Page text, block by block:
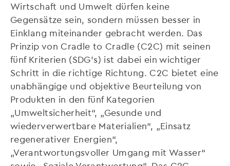
Wirtschaft und Umwelt dürfen keine
Gegensätze sein, sondern müssen besser in
Einklang miteinander gebracht werden. Das
Prinzip von Cradle to Cradle (C2C) mit seinen
fünf Kriterien (SDG’s) ist dabei ein wichtiger
Schritt in die richtige Richtung. C2C bietet eine
unabhängige und objektive Beurteilung von
Produkten in den fünf Kategorien
„Umweltsicherheit“, „Gesunde und
wiederverwertbare Materialien“, „Einsatz
regenerativer Energien“,
„Verantwortungsvoller Umgang mit Wasser“